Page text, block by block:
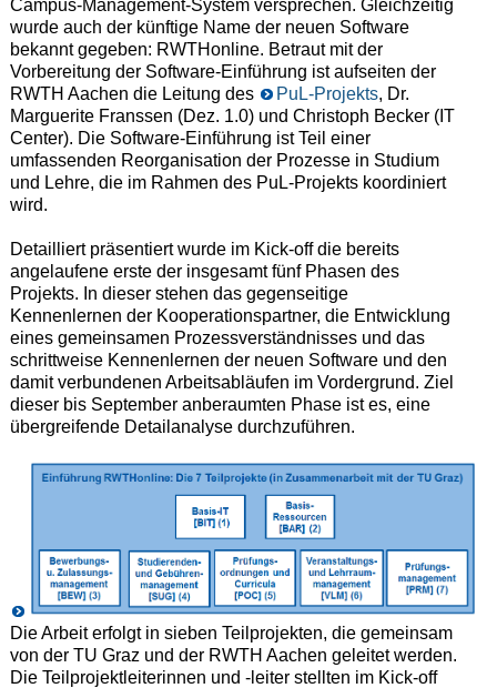
Campus-Management-System versprechen. Gleichzeitig
wurde auch der künftige Name der neuen Software
bekannt gegeben: RWTHonline. Betraut mit der
Vorbereitung der Software-Einführung ist aufseiten der
RWTH Aachen die Leitung des
PuL-Projekts, Dr.
Marguerite Franssen (Dez. 1.0) und Christoph Becker (IT
Center). Die Software-Einführung ist Teil einer
umfassenden Reorganisation der Prozesse in Studium
und Lehre, die im Rahmen des PuL-Projekts koordiniert
wird.
Detailliert präsentiert wurde im Kick-off die bereits
angelaufene erste der insgesamt fünf Phasen des
Projekts. In dieser stehen das gegenseitige
Kennenlernen der Kooperationspartner, die Entwicklung
eines gemeinsamen Prozessverständnisses und das
schrittweise Kennenlernen der neuen Software und den
damit verbundenen Arbeitsabläufen im Vordergrund. Ziel
dieser bis September anberaumten Phase ist es, eine
übergreifende Detailanalyse durchzuführen.
Die Arbeit erfolgt in sieben Teilprojekten, die gemeinsam
von der TU Graz und der RWTH Aachen geleitet werden.
Die Teilprojektleiterinnen und -leiter stellten im Kick-off